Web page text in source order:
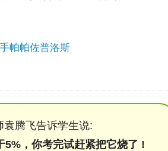
帕帕佐普洛斯
腾飞告诉学生说:
5%，你考完试赶紧把它烧了 !